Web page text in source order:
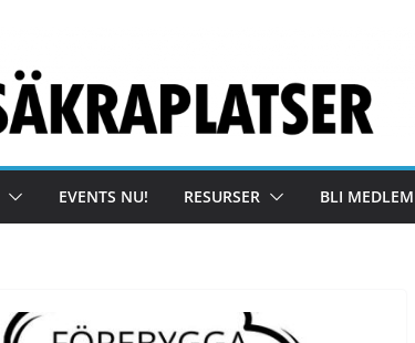
EVENTS NU! RESURSER BLI MEDLEM